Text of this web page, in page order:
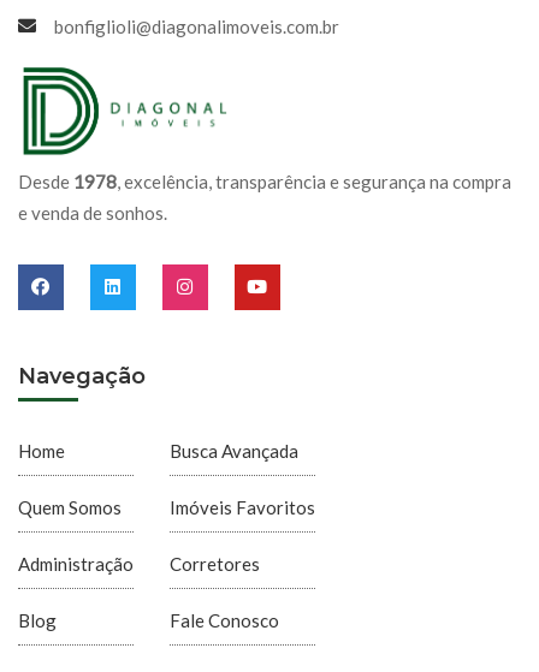
Desde 1978, excelência, transparência e segurança na compra
e venda de sonhos.
Navegação
Home
Quem Somos
Administração
Blog
Busca Avançada
Imóveis Favoritos
Corretores
Fale Conosco
bonfiglioli@diagonalimoveis.com.br